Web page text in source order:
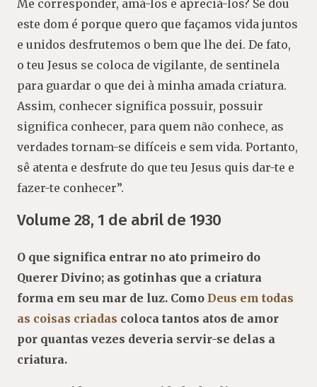
Me corresponder, amá-los e apreciá-los? Se dou
este dom é porque quero que façamos vida juntos
e unidos desfrutemos o bem que lhe dei. De fato,
o teu Jesus se coloca de vigilante, de sentinela
para guardar o que dei à minha amada criatura.
Assim, conhecer significa possuir, possuir
significa conhecer, para quem não conhece, as
verdades tornam-se difíceis e sem vida. Portanto,
sê atenta e desfrute do que teu Jesus quis dar-te e
fazer-te conhecer”.
Volume 28, 1 de abril de 1930
O que significa entrar no ato primeiro do
Querer Divino; as gotinhas que a criatura
forma em seu mar de luz. Como Deus em todas
as coisas criadas coloca tantos atos de amor
por quantas vezes deveria servir-se delas a
criatura.